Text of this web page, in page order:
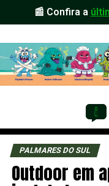
📰 Confira a
PALMARES DO SUL
Outdoor em